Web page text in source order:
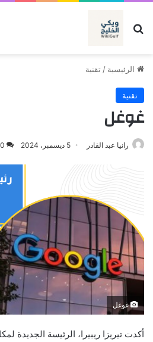
بحث عن
الرئيسية / تقنية
تقنية
غوغل
رانيا عبد القادر 5 ديسمبر، 2024 0
غوغل
أكدت تيريزا ريبيرا، الرئيسة الجديدة